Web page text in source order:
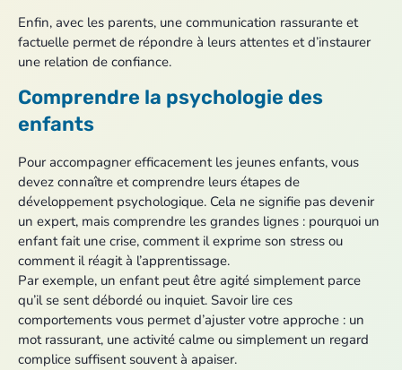
Enfin, avec les parents, une communication rassurante et
factuelle permet de répondre à leurs attentes et d’instaurer
une relation de confiance.
Comprendre la psychologie des
enfants
Pour accompagner efficacement les jeunes enfants, vous
devez connaître et comprendre leurs étapes de
développement psychologique. Cela ne signifie pas devenir
un expert, mais comprendre les grandes lignes : pourquoi un
enfant fait une crise, comment il exprime son stress ou
comment il réagit à l’apprentissage.
Par exemple, un enfant peut être agité simplement parce
qu’il se sent débordé ou inquiet. Savoir lire ces
comportements vous permet d’ajuster votre approche : un
mot rassurant, une activité calme ou simplement un regard
complice suffisent souvent à apaiser.